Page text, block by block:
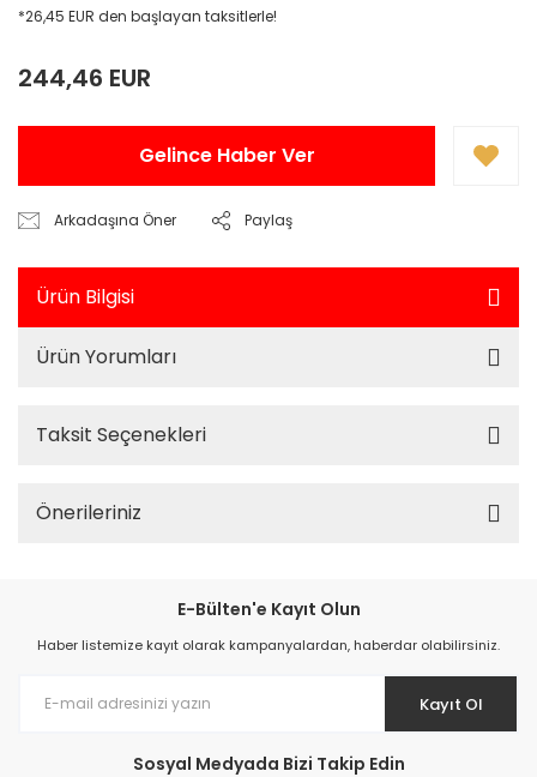
*26,45 EUR den başlayan taksitlerle!
244,46 EUR
Gelince Haber Ver
Arkadaşına Öner Paylaş
Ürün Bilgisi
Ürün Yorumları
Taksit Seçenekleri
Önerileriniz
E-Bülten'e Kayıt Olun
Haber listemize kayıt olarak kampanyalardan, haberdar olabilirsiniz.
Kayıt Ol
Sosyal Medyada Bizi Takip Edin